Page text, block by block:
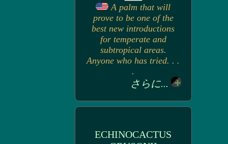
A palm that will
prove to be one of the
best new introductions
for temperate and
subtropical areas.
Anyone who has tried. . .
.
さらに...
ECHINOCACTUS